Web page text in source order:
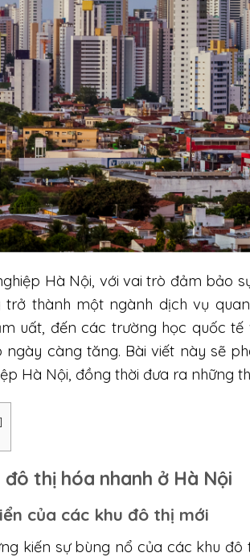
Hà Nội, với vai trò đảm bảo
trở thành một ngành dịch vụ
uất, đến các trường học quốc
ngày càng tăng. Bài viết này sẽ
Hà Nội, đồng thời đưa ra những
thị hóa nhanh ở Hà Nội
của các khu đô thị mới
kiến sự bùng nổ của các khu